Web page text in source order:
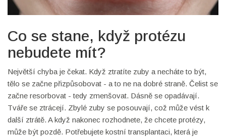
Co se stane, když protézu
nebudete mít?
Největší chyba je čekat. Když ztratíte zuby a necháte to být,
tělo se začne přizpůsobovat - a to ne na dobré straně. Čelist se
začne resorbovat - tedy zmenšovat. Dásně se opadávají.
Tváře se ztrácejí. Zbylé zuby se posouvají, což může vést k
další ztrátě. A když nakonec rozhodnete, že chcete protézy,
může být pozdě. Potřebujete kostní transplantaci, která je